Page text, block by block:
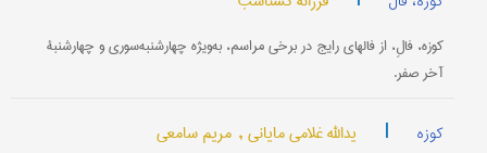
کوزه، فالِ، از فالهای رایج در برخی مراسم، به‌ویژه چهارشنبه‌سوری و چهارشنبۀ
آخر صفر.
کوزه | یدالله غلامی مایانی , مریم سامعی